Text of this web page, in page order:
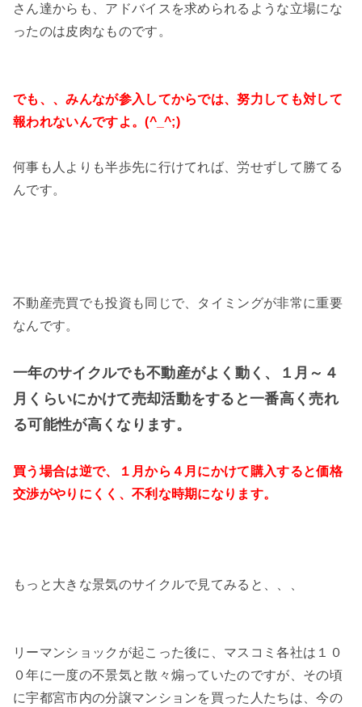
さん達からも、アドバイスを求められるような立場にな
ったのは皮肉なものです。
でも、、みんなが参入してからでは、努力しても対して
報われないんですよ。(^_^;)
何事も人よりも半歩先に行けてれば、労せずして勝てる
んです。
不動産売買でも投資も同じで、タイミングが非常に重要
なんです。
一年のサイクルでも不動産がよく動く、１月～４
月くらいにかけて売却活動をすると一番高く売れ
る可能性が高くなります。
買う場合は逆で、１月から４月にかけて購入すると価格
交渉がやりにくく、不利な時期になります。
もっと大きな景気のサイクルで見てみると、、、
リーマンショックが起こった後に、マスコミ各社は１０
０年に一度の不景気と散々煽っていたのですが、その頃
に宇都宮市内の分譲マンションを買った人たちは、今の